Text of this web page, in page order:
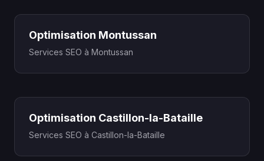
Optimisation Montussan
Services SEO à Montussan
Optimisation Castillon-la-Bataille
Services SEO à Castillon-la-Bataille